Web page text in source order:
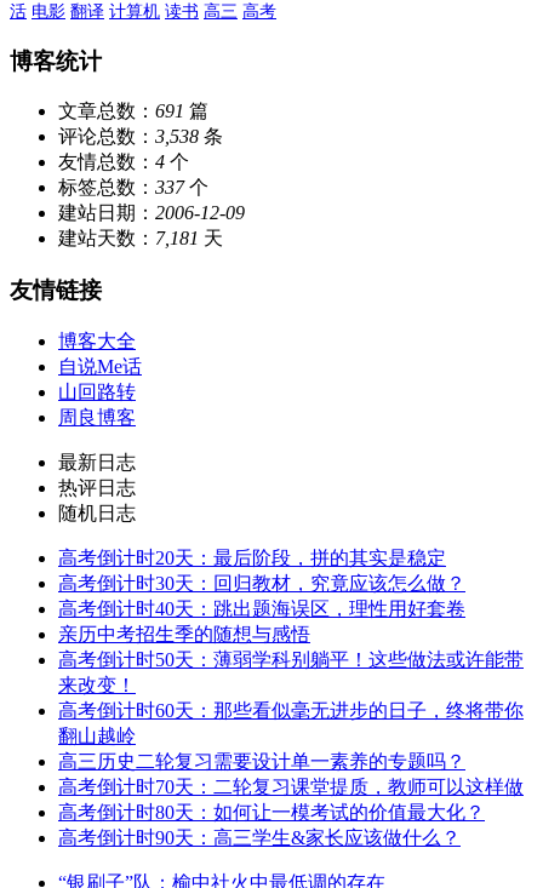
活 电影 翻译 计算机 读书 高三 高考
博客统计
文章总数： 691 篇
评论总数： 3,538 条
友情总数： 4 个
标签总数： 337个
建站日期： 2006-12-09
建站天数： 7,181 天
友情链接
博客大全
自说Me话
山回路转
周良博客
最新日志
热评日志
随机日志
高考倒计时20天：最后阶段，拼的其实是稳定
高考倒计时30天：回归教材，究竟应该怎么做？
高考倒计时40天：跳出题海误区，理性用好套卷
亲历中考招生季的随想与感悟
高考倒计时50天：薄弱学科别躺平！这些做法或许能带
来改变！
高考倒计时60天：那些看似毫无进步的日子，终将带你
翻山越岭
高三历史二轮复习需要设计单一素养的专题吗？
高考倒计时70天：二轮复习课堂提质，教师可以这样做
高考倒计时80天：如何让一模考试的价值最大化？
高考倒计时90天：高三学生&家长应该做什么？
“银刷子”队：榆中社火中最低调的存在